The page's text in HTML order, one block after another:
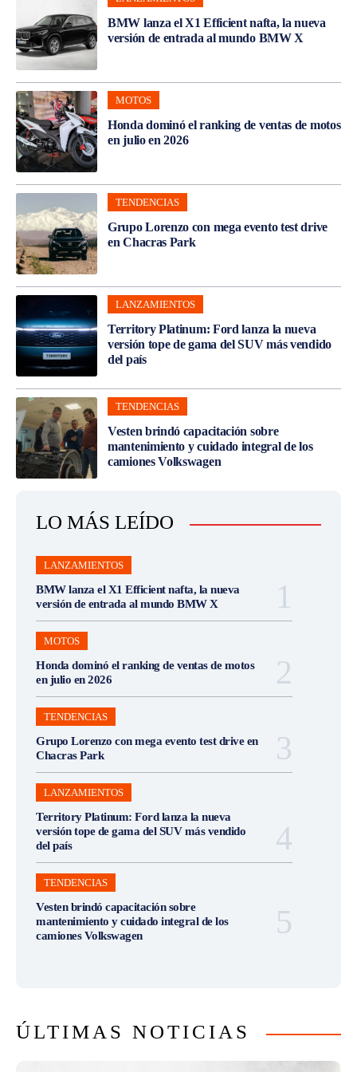
BMW lanza el X1 Efficient nafta, la nueva
versión de entrada al mundo BMW X
MOTOS
Honda dominó el ranking de ventas de motos
en julio en 2026
TENDENCIAS
Grupo Lorenzo con mega evento test drive
en Chacras Park
LANZAMIENTOS
Territory Platinum: Ford lanza la nueva
versión tope de gama del SUV más vendido
del país
TENDENCIAS
Vesten brindó capacitación sobre
mantenimiento y cuidado integral de los
camiones Volkswagen
LO MÁS LEÍDO
LANZAMIENTOS
BMW lanza el X1 Efficient nafta, la nueva
versión de entrada al mundo BMW X
MOTOS
Honda dominó el ranking de ventas de motos
en julio en 2026
TENDENCIAS
Grupo Lorenzo con mega evento test drive en
Chacras Park
LANZAMIENTOS
Territory Platinum: Ford lanza la nueva
versión tope de gama del SUV más vendido
del país
TENDENCIAS
Vesten brindó capacitación sobre
mantenimiento y cuidado integral de los
camiones Volkswagen
ÚLTIMAS NOTICIAS